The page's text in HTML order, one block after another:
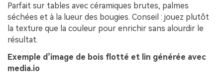
Parfait sur tables avec céramiques brutes, palmes
séchées et à la lueur des bougies. Conseil : jouez plutôt
la texture que la couleur pour enrichir sans alourdir le
résultat.
Exemple d’image de bois flotté et lin générée avec
media.io